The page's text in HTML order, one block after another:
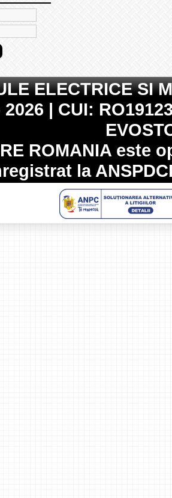
ELECTRICE SI
2026 | CUI:
ROMANIAeste
la